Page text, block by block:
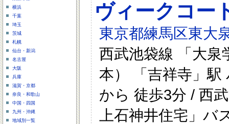
ヴィークコー
東京都練馬区東大
西武池袋線 「大泉
本） 「吉祥寺」駅
から 徒歩3分 / 西
上石神井住宅」バ
横浜
千葉
埼玉
茨城
札幌
仙台・新潟
名古屋
大阪
兵庫
滋賀・京都
奈良・和歌山
中国・四国
九州・沖縄
地域別一覧